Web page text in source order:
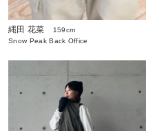
縄田 花菜
159cm
Snow Peak Back Office